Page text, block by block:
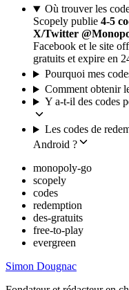
Où trouver les
Scopely publie 4-5
X/Twitter
Facebook et le site
gratuits et expire en
Pourquoi mes
Comment obtenir
Y a-t-il des codes
Les codes de
Android ?
monopoly-go
scopely
codes
redemption
des-gratuits
free-to-play
evergreen
Simon Dougnac